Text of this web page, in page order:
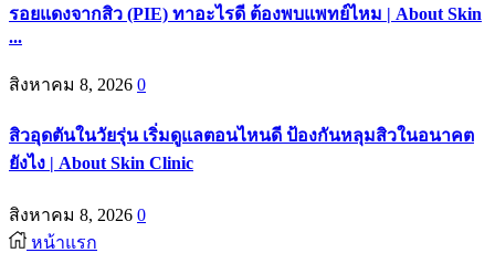
รอยแดงจากสิว (PIE) ทาอะไรดี ต้องพบแพทย์ไหม | About Skin
...
สิงหาคม 8, 2026 0
สิวอุดตันในวัยรุ่น เริ่มดูแลตอนไหนดี ป้องกันหลุมสิวในอนาคต
ยังไง | About Skin Clinic
สิงหาคม 8, 2026 0
หน้าแรก